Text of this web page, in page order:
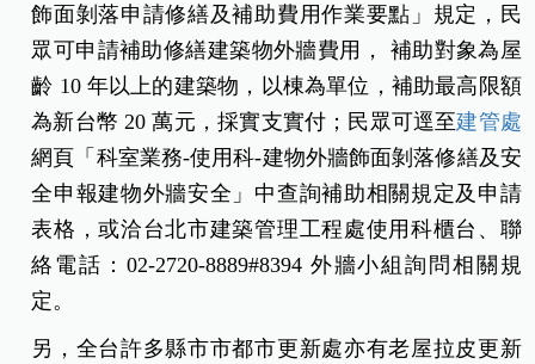
飾面剝落申請修繕及補助費用作業要點」規定，民
眾可申請補助修繕建築物外牆費用， 補助對象為屋
齡 10 年以上的建築物，以棟為單位，補助最高限額
為新台幣 20 萬元，採實支實付；民眾可逕至建管處
網頁「科室業務-使用科-建物外牆飾面剝落修繕及安
全申報建物外牆安全」中查詢補助相關規定及申請
表格，或洽台北市建築管理工程處使用科櫃台、聯
絡電話：02-2720-8889#8394 外牆小組詢問相關規
定。
另，全台許多縣市市都市更新處亦有老屋拉皮更新